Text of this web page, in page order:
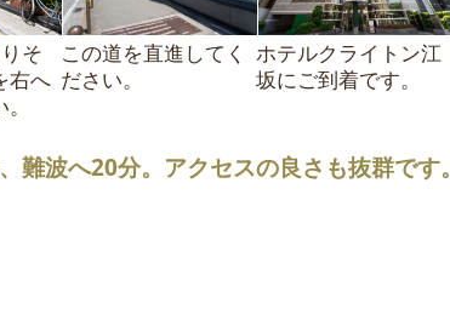
そ
右へ
この道を直進してく
ださい。
ホテルクライトン江
坂にご到着です。
波へ20分。アクセスの良さも抜群です。